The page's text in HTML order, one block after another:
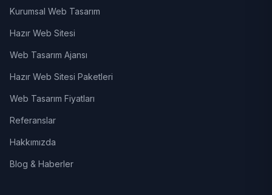
Kurumsal Web Tasarım
Hazır Web Sitesi
Web Tasarım Ajansı
Hazır Web Sitesi Paketleri
Web Tasarım Fiyatları
Referanslar
Hakkımızda
Blog & Haberler